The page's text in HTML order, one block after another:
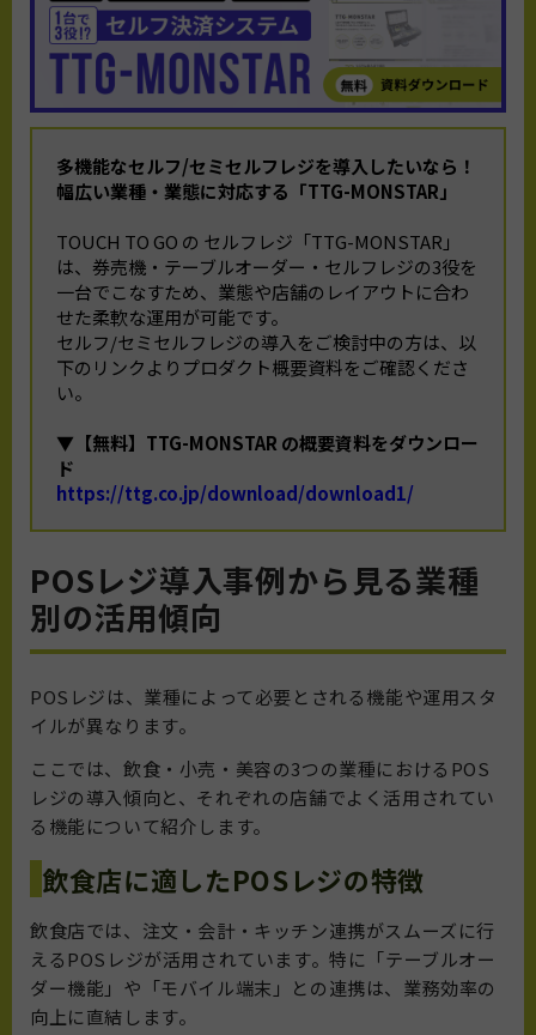
多機能なセルフ/セミセルフレジを導入したいなら！
幅広い業種・業態に対応する「TTG-MONSTAR」
TOUCH TO GO の セルフレジ「TTG-MONSTAR」
は、券売機・テーブルオーダー・セルフレジの3役を
一台でこなすため、業態や店舗のレイアウトに合わ
せた柔軟な運用が可能です。
セルフ/セミセルフレジの導入をご検討中の方は、以
下のリンクよりプロダクト概要資料をご確認くださ
い。
▼【無料】TTG-MONSTAR の概要資料をダウンロー
ド
https://ttg.co.jp/download/download1/
POSレジ導入事例から見る業種
別の活用傾向
POSレジは、業種によって必要とされる機能や運用スタ
イルが異なります。
ここでは、飲食・小売・美容の3つの業種におけるPOS
レジの導入傾向と、それぞれの店舗でよく活用されてい
る機能について紹介します。
飲食店に適したPOSレジの特徴
飲食店では、注文・会計・キッチン連携がスムーズに行
えるPOSレジが活用されています。特に「テーブルオー
ダー機能」や「モバイル端末」との連携は、業務効率の
向上に直結します。